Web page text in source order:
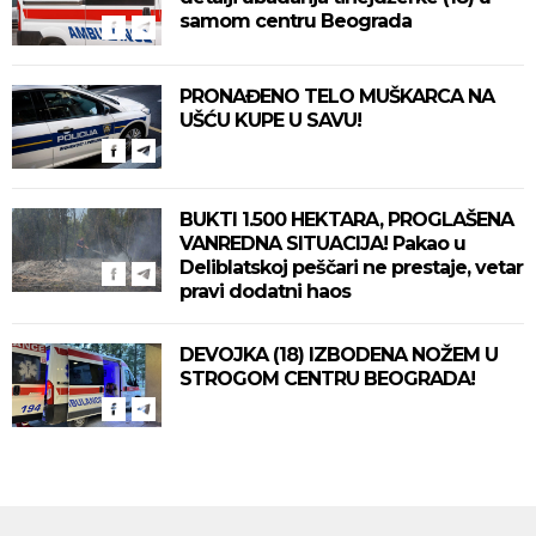
samom centru Beograda
PRONAĐENO TELO MUŠKARCA NA
UŠĆU KUPE U SAVU!
BUKTI 1.500 HEKTARA, PROGLAŠENA
VANREDNA SITUACIJA! Pakao u
Deliblatskoj peščari ne prestaje, vetar
pravi dodatni haos
DEVOJKA (18) IZBODENA NOŽEM U
STROGOM CENTRU BEOGRADA!